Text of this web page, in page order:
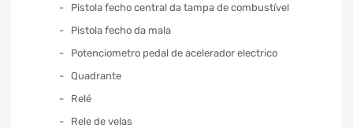
Pistola fecho central da tampa de combustível
Pistola fecho da mala
Potenciometro pedal de acelerador electrico
Quadrante
Relé
Rele de velas